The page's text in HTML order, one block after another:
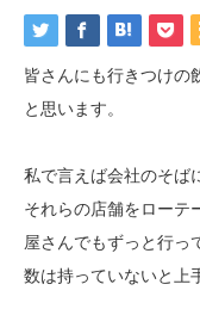
皆さんにも行きつけの
と思います。
私で言えば会社のそば
それらの店舗をローテ
屋さんでもずっと行っ
数は持っていないと上